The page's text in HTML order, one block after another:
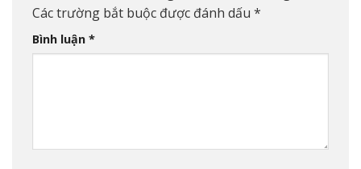
Các trường bắt buộc được đánh dấu *
Bình luận *